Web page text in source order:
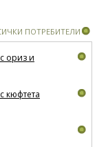
ПОТРЕБИТЕЛИ
ориз и
кюфтета